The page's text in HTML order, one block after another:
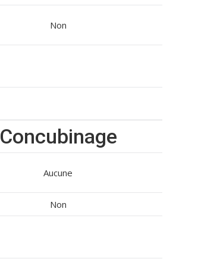
Non
Concubinage
Aucune
Non